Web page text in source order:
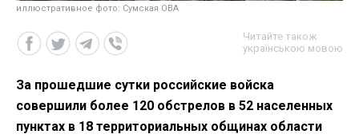
иллюстративное фото: Сумская ОВА
Читайте також
українською мовою
За прошедшие сутки российские войска
совершили более 120 обстрелов в 52 населенных
пунктах в 18 территориальных общинах области